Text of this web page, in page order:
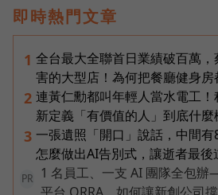
即時熱門文章
1 全台最大全聯首日業績破百萬
害的大型店！為何把餐廳健身房
2 連黃仁勳都叫年輕人當水電工
新定義「有價值的人」到底什麼
3 一張遺照「開口」說話，中間
怎麼做出AI告別式，讓逝者最後
PR
1 名員工、一支 AI 團隊全包